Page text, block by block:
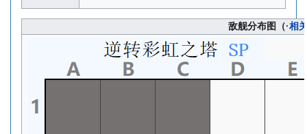
敌舰分布图（·相